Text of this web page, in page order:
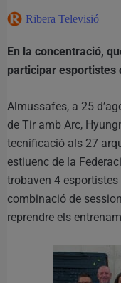
Ribera Televisió
En la concentració,
participar esportistes
Almussafes, a 25
de Tir amb Arc,
tecnificació als 27
estiuenc de la
trobaven 4
combinació de
reprendre els